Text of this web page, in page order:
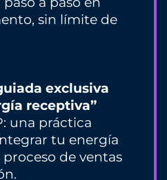
sin límite de
exclusiva
receptiva”
una práctica
tu energía
de ventas